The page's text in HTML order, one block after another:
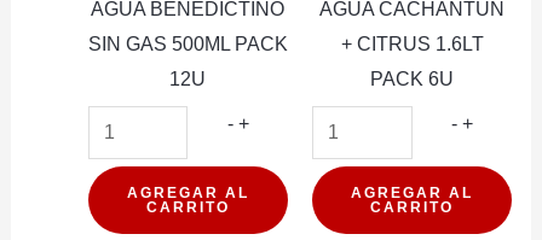
AGUA BENEDICTINO
SIN GAS 500ML PACK
12U
- AGUA
BENEDICTINO
SIN
GAS
+
AGREGAR AL
CARRITO
AGUA CACHANTUN
+ CITRUS 1.6LT
PACK 6U
- AGUA
+
CITRUS
+
AGREGAR AL
CARRITO